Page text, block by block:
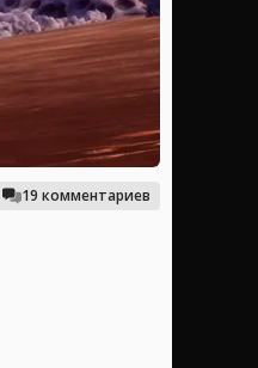
19 комментариев